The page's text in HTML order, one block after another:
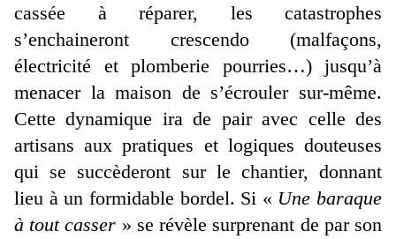
cassée à réparer, les catastrophes
s’enchaineront crescendo (malfaçons,
électricité et plomberie pourries…) jusqu’à
menacer la maison de s’écrouler sur-même.
Cette dynamique ira de pair avec celle des
artisans aux pratiques et logiques douteuses
qui se succèderont sur le chantier, donnant
lieu à un formidable bordel. Si « Une baraque
à tout casser » se révèle surprenant de par son